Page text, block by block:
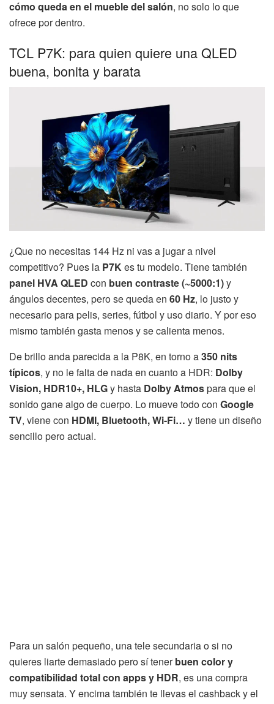
cómo queda en el mueble del salón, no solo lo que
ofrece por dentro.
TCL P7K: para quien quiere una QLED
buena, bonita y barata
¿Que no necesitas 144 Hz ni vas a jugar a nivel
competitivo? Pues la P7Kes tu modelo. Tiene también
panel HVA QLED con buen contraste (~5000:1)y
ángulos decentes, pero se queda en 60 Hz, lo justo y
necesario para pelis, series, fútbol y uso diario. Y por eso
mismo también gasta menos y se calienta menos.
De brillo anda parecida a la P8K, en torno a350 nits
típicos, y no le falta de nada en cuanto a HDR: Dolby
Vision, HDR10+, HLGy hasta Dolby Atmospara que el
sonido gane algo de cuerpo. Lo mueve todo con Google
TV, viene con HDMI, Bluetooth, Wi-Fi… y tiene un diseño
sencillo pero actual.
Para un salón pequeño, una tele secundaria o si no
quieres liarte demasiado pero sí tenerbuen color y
compatibilidad total con apps y HDR, es una compra
muy sensata. Y encima también te llevas el cashback y el